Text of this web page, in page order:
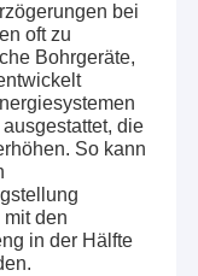
bei
oft zu
Bohrgeräte,
die
So kann
den
in der Hälfte